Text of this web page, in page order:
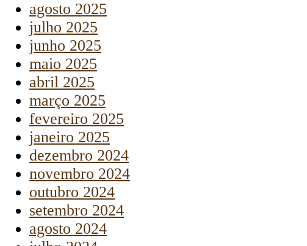
agosto 2025
julho 2025
junho 2025
maio 2025
abril 2025
março 2025
fevereiro 2025
janeiro 2025
dezembro 2024
novembro 2024
outubro 2024
setembro 2024
agosto 2024